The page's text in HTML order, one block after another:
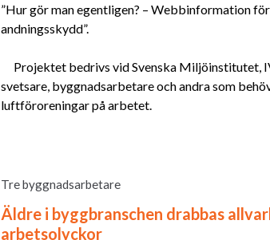
”Hur gör man egentligen? – Webbinformation
andningsskydd”.
Projektet bedrivs vid Svenska Miljöinstitutet,
svetsare, byggnadsarbetare och andra som
luftföroreningar på arbetet.
Tre byggnadsarbetare
Äldre i byggbranschen drabbas
arbetsolyckor